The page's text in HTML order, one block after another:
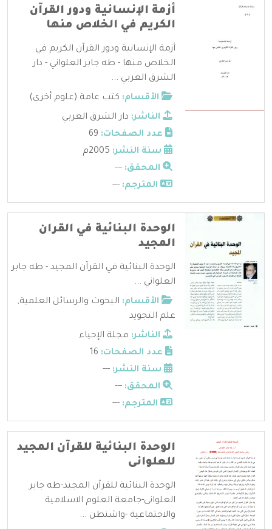
أزمة الإنسانية ودور القرآن
الكريم في الخلاص منها
أزمة الإنسانية ودور القرآن الكريم في
الخلاص منها - طه جابر العلواني - دار
الشرق العربي ...
الأقسام: كتب عامة (علوم أخرى)
الناشر: دار الشرق العربي
عدد الصفحات:
سنة النشر:
المحقق: ---
المترجم: ---
الوحدة البنائية في القران
المجيد
الوحدة البنائية في القرآن المجيد - طه جابر
العلواني ...
الأقسام: البحوث والرسائل العلمية,
علم التجويد
الناشر: مجلة الإحياء
عدد الصفحات:
سنة النشر: ---
المحقق: ---
المترجم: ---
الوحدة البنائية للقرآن المجيد
للعلوانى
الوحدة البنائية للقرآن المجيد-طه جابر
العلوانى-جامعة العلوم الاسلامية
والاجتماعية -واشنطن ...